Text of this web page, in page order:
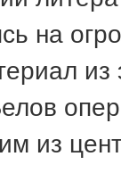
на
из
из